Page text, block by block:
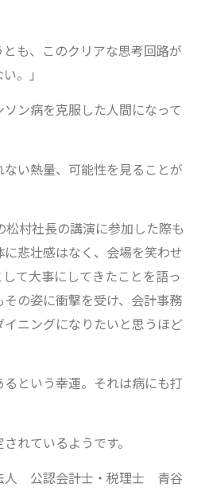
とも、このクリアな思考回路が
。」
ソン病を克服した人間になって
い熱量、可能性を見ることが
村社長の講演に参加した際も
悲壮感はなく、会場を笑わせ
て大事にしてきたことを語っ
の姿に衝撃を受け、会計事務
ニングになりたいと思うほど
という幸運。それは病にも打
れているようです。
人 公認会計士・税理士 青谷